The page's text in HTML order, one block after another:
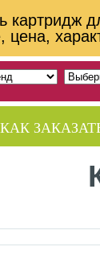
картридж
цена,
КАК